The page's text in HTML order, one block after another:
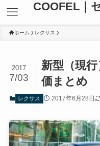
COOFEL｜
ホーム レクサス
新型（現
価まとめ
2017
7/03
レクサス 2017年6月28日